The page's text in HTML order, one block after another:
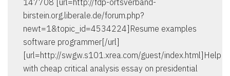
147708 [url=http://fdp-ortsverband-
birstein.org.liberale.de/forum.php?
newt=1&topic_id=4534224]Resume examples
software programmer[/url]
[url=http://swgw.s101.xrea.com/guest/index.html]Help
with cheap critical analysis essay on presidential